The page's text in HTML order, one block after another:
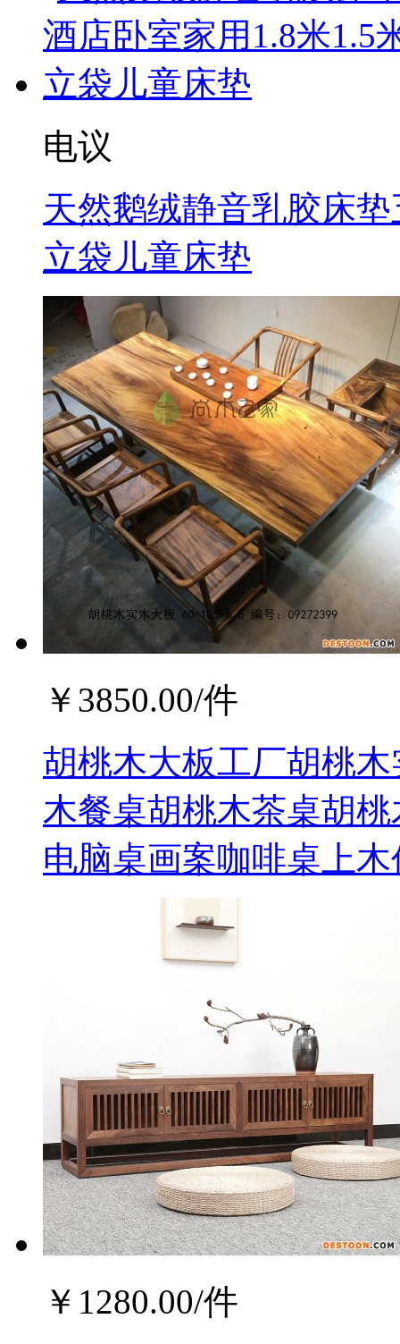
电议
天然鹅绒静音乳胶床
立袋儿童床垫
￥ 3850.00/件
胡桃木大板工厂胡桃
木餐桌胡桃木茶桌胡
电脑桌画案咖啡桌上木
￥ 1280.00/件